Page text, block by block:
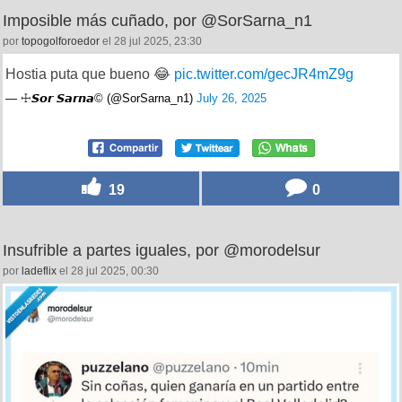
Imposible más cuñado, por @SorSarna_n1
por topogolforoedor el 28 jul 2025, 23:30
Hostia puta que bueno 😂 pic.twitter.com/gecJR4mZ9g
— ☩𝙎𝙤𝙧 𝙎𝙖𝙧𝙣𝙖© (@SorSarna_n1) July 26, 2025
19 0
Insufrible a partes iguales, por @morodelsur
por ladeflix el 28 jul 2025, 00:30